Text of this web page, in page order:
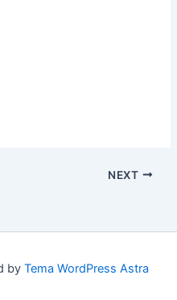
NEXT
by Tema WordPress Astra